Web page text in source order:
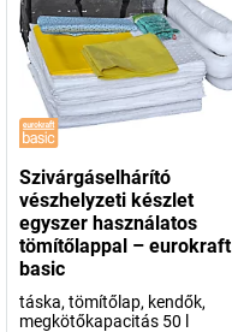
Szivárgáselhárító
vészhelyzeti készlet
egyszer használatos
tömítőlappal – eurokraft
basic
táska, tömítőlap, kendők,
megkötőkapacitás 50 l